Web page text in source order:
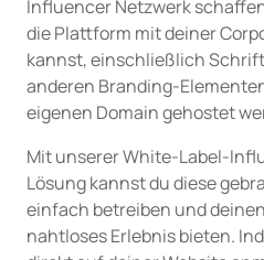
Influencer Netzwerk
die Plattform mit deiner
kannst, einschließlich
anderen Branding-
eigenen Domain gehostet
Mit unserer White-Label-
Lösung kannst du diese
einfach betreiben und
nahtloses Erlebnis bieten.